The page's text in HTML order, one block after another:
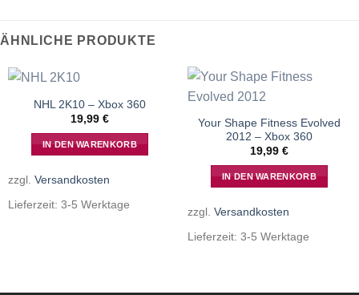
ÄHNLICHE PRODUKTE
NHL 2K10 – Xbox 360
19,99 €
IN DEN WARENKORB
zzgl. Versandkosten
Lieferzeit: 3-5 Werktage
Your Shape Fitness Evolved
2012 – Xbox 360
19,99 €
IN DEN WARENKORB
zzgl. Versandkosten
Lieferzeit: 3-5 Werktage